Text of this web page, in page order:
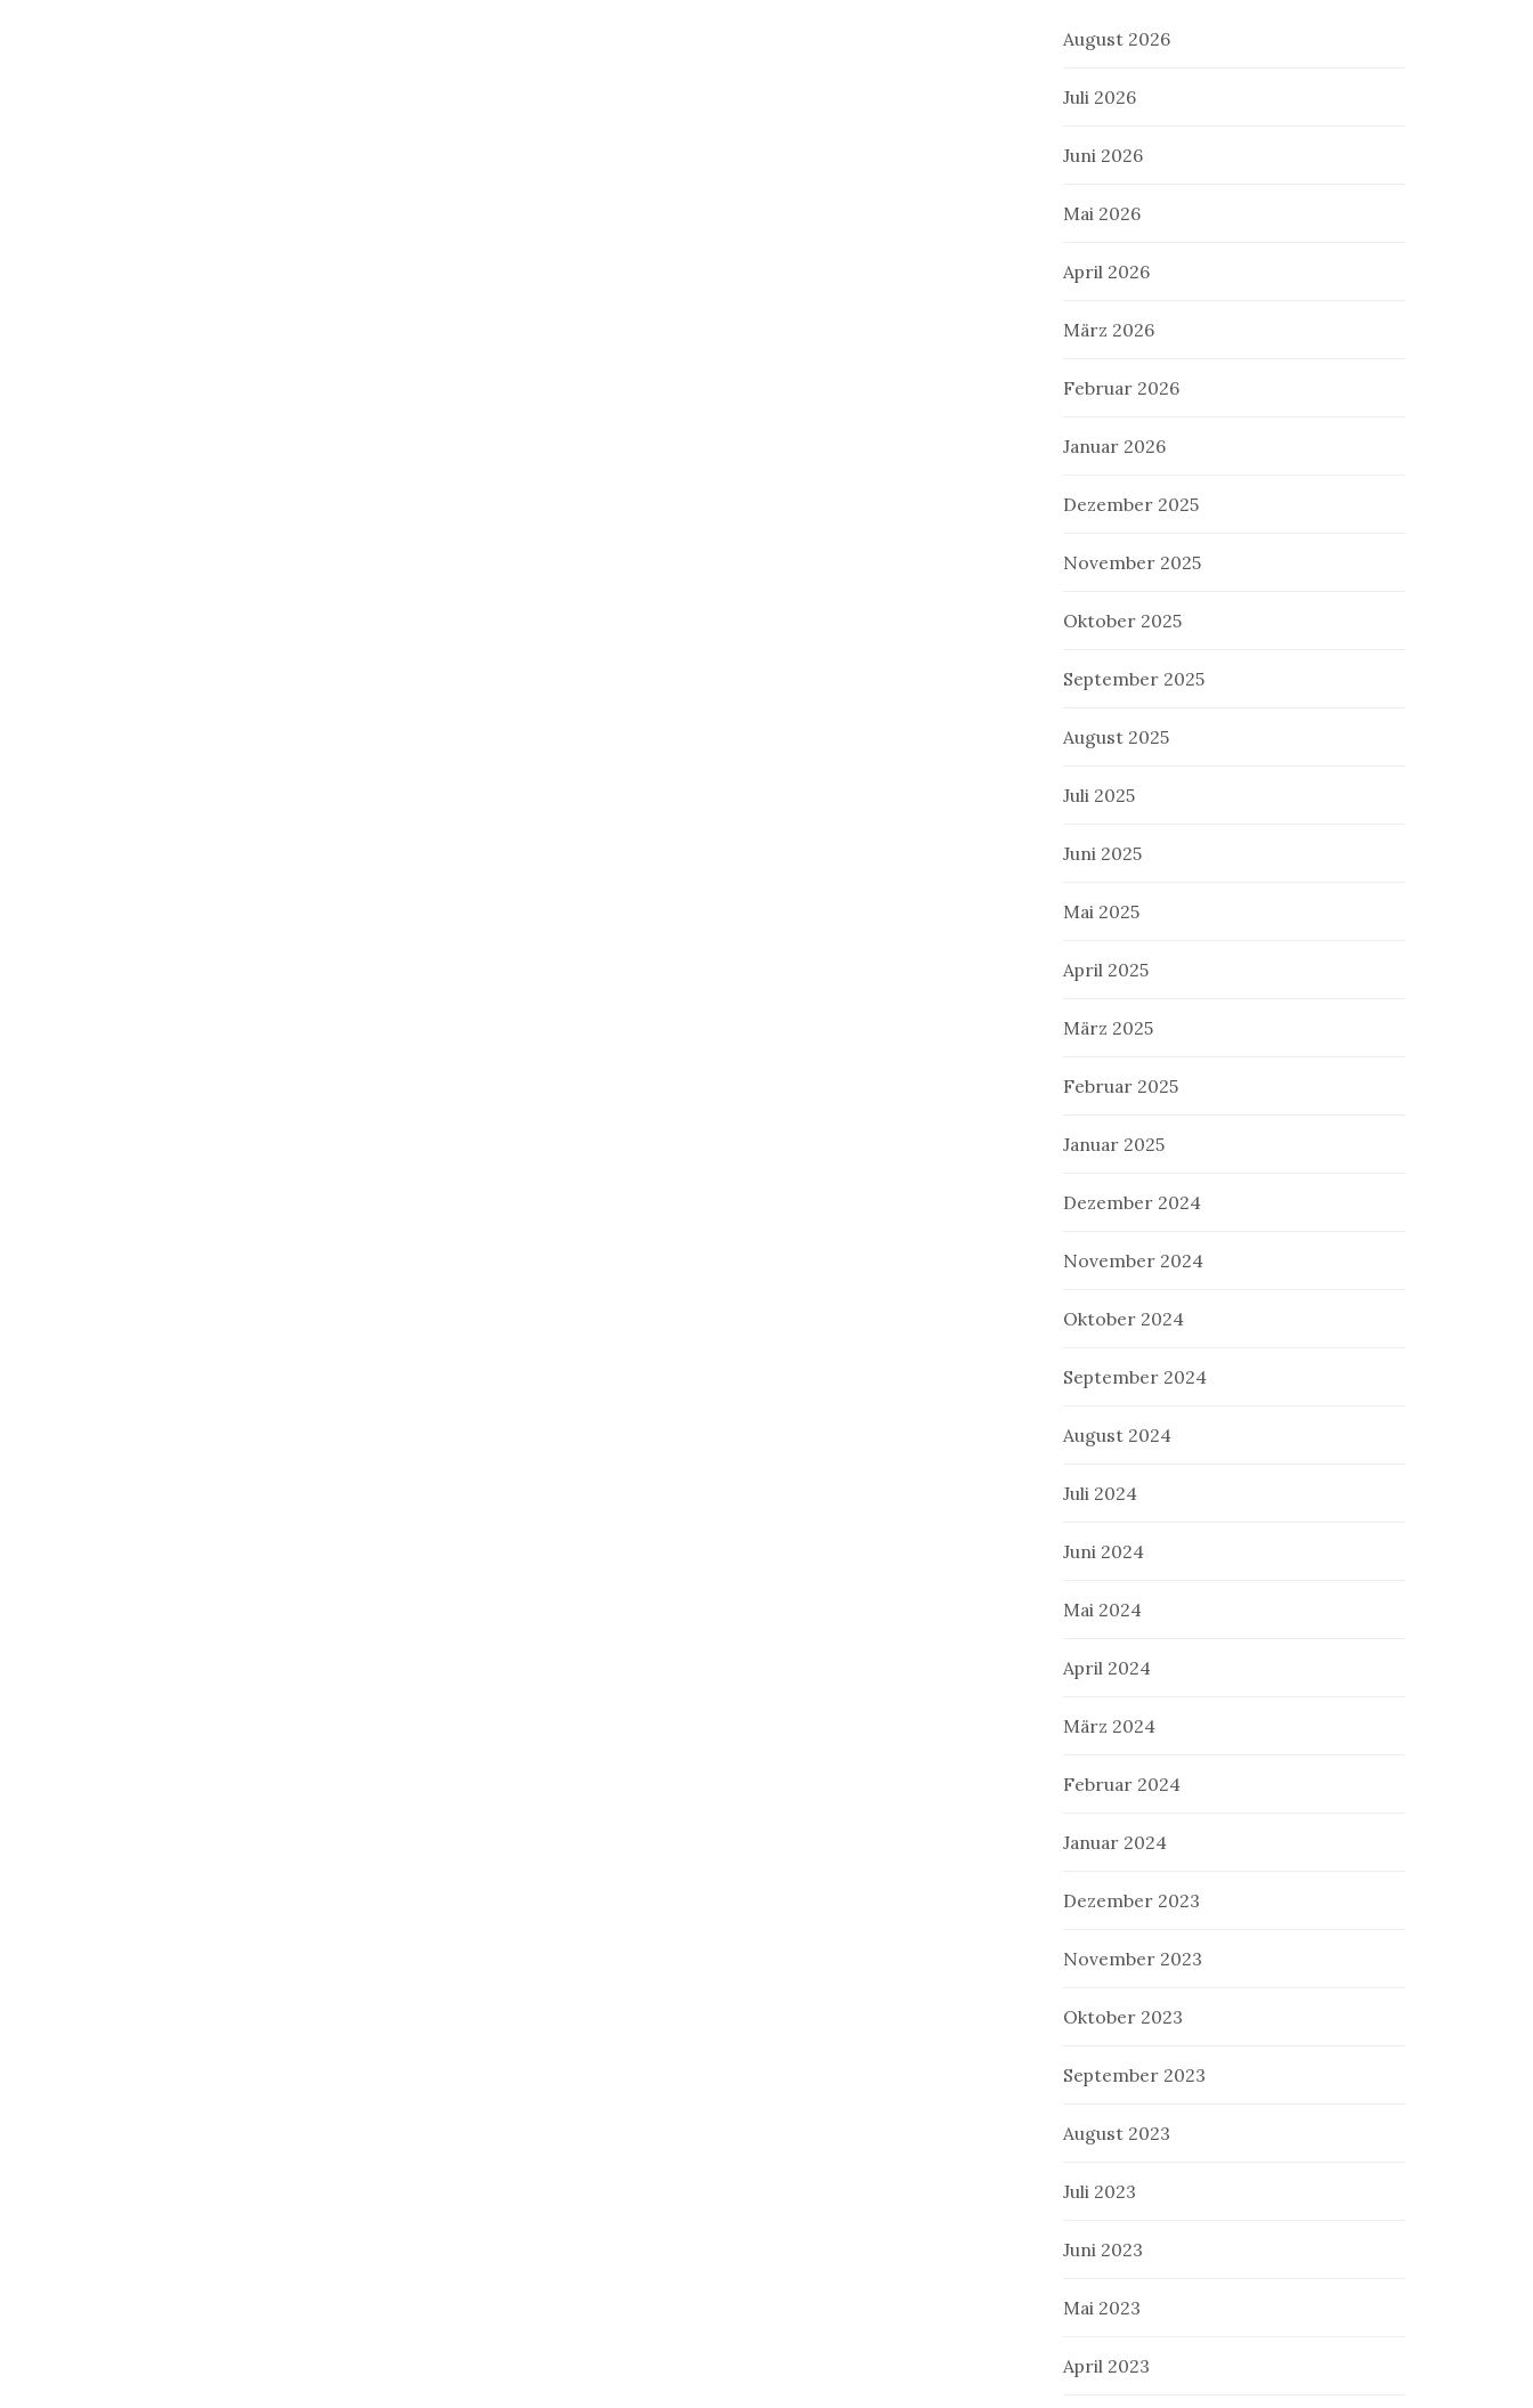
August 2026
Juli 2026
Juni 2026
Mai 2026
April 2026
März 2026
Februar 2026
Januar 2026
Dezember 2025
November 2025
Oktober 2025
September 2025
August 2025
Juli 2025
Juni 2025
Mai 2025
April 2025
März 2025
Februar 2025
Januar 2025
Dezember 2024
November 2024
Oktober 2024
September 2024
August 2024
Juli 2024
Juni 2024
Mai 2024
April 2024
März 2024
Februar 2024
Januar 2024
Dezember 2023
November 2023
Oktober 2023
September 2023
August 2023
Juli 2023
Juni 2023
Mai 2023
April 2023